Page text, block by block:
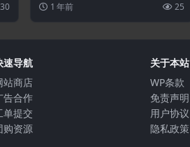
30 1 年前 25
速导航
站商店
告合作
单提交
购资源
关于本站
WP条款
免责声明
用户协议
隐私政策